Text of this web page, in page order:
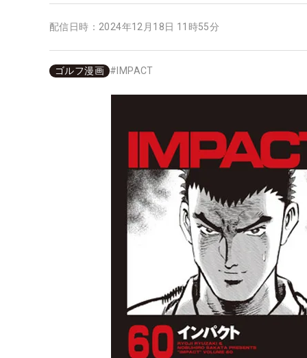
配信日時： 2024年12月18日 11時55分
ゴルフ漫画 # IMPACT